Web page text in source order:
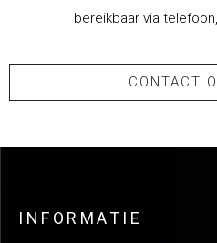
bereikbaar via
CONTACT
INFORMATIE